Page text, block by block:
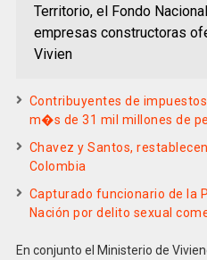
Territorio, el Fondo
empresas constructoras
Vivien
Contribuyentes de
m�s de 31 mil millones de
Chavez y Santos,
Colombia
Capturado funcionario de la
Nación por delito sexual
En conjunto el Ministerio de